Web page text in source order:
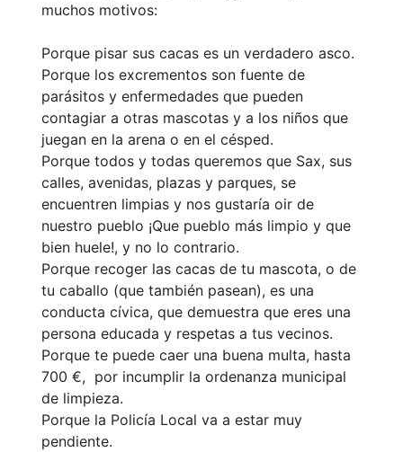
muchos motivos:
Porque pisar sus cacas es un verdadero asco.
Porque los excrementos son fuente de
parásitos y enfermedades que pueden
contagiar a otras mascotas y a los niños que
juegan en la arena o en el césped.
Porque todos y todas queremos que Sax, sus
calles, avenidas, plazas y parques, se
encuentren limpias y nos gustaría oir de
nuestro pueblo ¡Que pueblo más limpio y que
bien huele!, y no lo contrario.
Porque recoger las cacas de tu mascota, o de
tu caballo (que también pasean), es una
conducta cívica, que demuestra que eres una
persona educada y respetas a tus vecinos.
Porque te puede caer una buena multa, hasta
700 €, por incumplir la ordenanza municipal
de limpieza.
Porque la Policía Local va a estar muy
pendiente.